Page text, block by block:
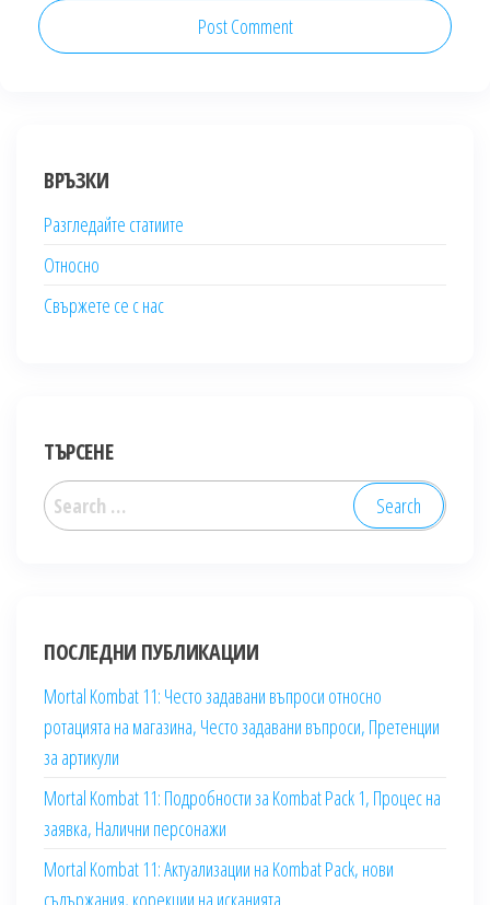
ВРЪЗКИ
Разгледайте статиите
Относно
Свържете се с нас
ТЪРСЕНЕ
Search
for:
ПОСЛЕДНИ ПУБЛИКАЦИИ
Mortal Kombat 11: Често задавани въпроси относно
ротацията на магазина, Често задавани въпроси, Претенции
за артикули
Mortal Kombat 11: Подробности за Kombat Pack 1, Процес на
заявка, Налични персонажи
Mortal Kombat 11: Актуализации на Kombat Pack, нови
съдържания, корекции на исканията